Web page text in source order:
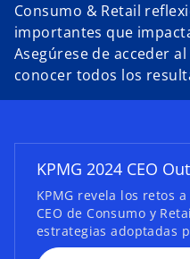
Consumo & Retail
importantes que
Asegúrese de acceder
conocer todos los
KPMG 2024 CEO
KPMG revela los retos
CEO de Consumo y
estrategias adoptadas
s
e
a
b
n
u
n
a